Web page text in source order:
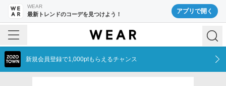
WEAR
最新トレンドのコーデを見つけよう！ アプリで開く
新規会員登録で1,000ptもらえるチャンス